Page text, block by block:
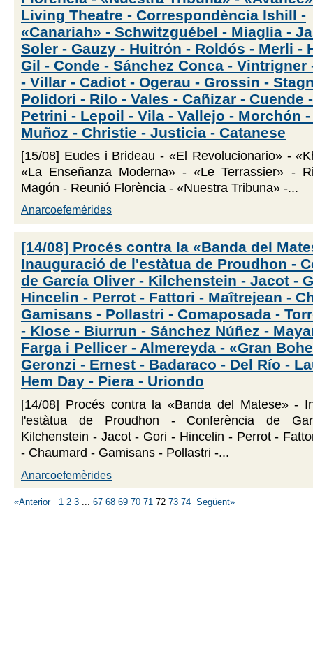
Living Theatre - Correspondència Ishill -
«Canariah» - Schwitzguébel - Miaglia -
Soler - Gauzy - Huitrón - Roldós - Merli -
Gil - Conde - Sánchez Conca - Vintrigner
- Villar - Cadiot - Ogerau - Grossin -
Polidori - Rilo - Vales - Cañizar - Cuende
Petrini - Lepoil - Vila - Vallejo - Morchón
Muñoz - Christie - Justicia - Catanese
[15/08] Eudes i Brideau - «El Revolucionario» -
«La Enseñanza Moderna» - «Le Terrassier» -
Magón - Reunió Florència - «Nuestra Tribuna» -...
Anarcoefemèrides
[14/08] Procés contra la «Banda del
Inauguració de l'estàtua de Proudhon -
de García Oliver - Kilchenstein - Jacot -
Hincelin - Perrot - Fattori - Maîtrejean -
Gamisans - Pollastri - Comaposada -
- Klose - Biurrun - Sánchez Núñez -
Farga i Pellicer - Almereyda - «Gran
Geronzi - Ernest - Badaraco - Del Río -
Hem Day - Piera - Uriondo
[14/08] Procés contra la «Banda del Matese» -
l'estàtua de Proudhon - Conferència de
Kilchenstein - Jacot - Gori - Hincelin - Perrot -
- Chaumard - Gamisans - Pollastri -...
Anarcoefemèrides
«Anterior 1 2 3 ... 67 68 69 70 71 72 73 74 Següent»